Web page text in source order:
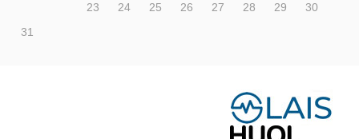
23
24 25 26 27 28 29
30
31